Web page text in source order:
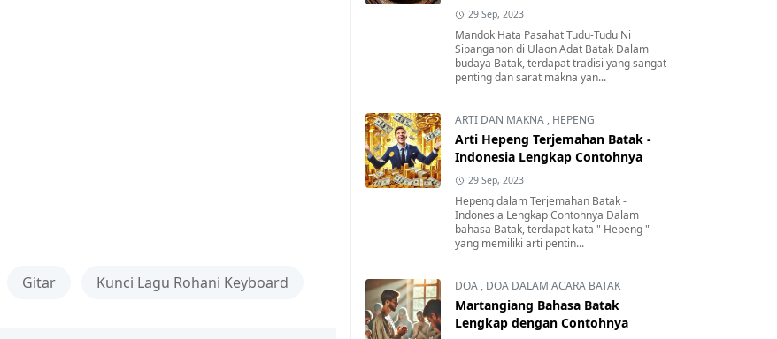
Gitar Kunci Lagu Rohani Keyboard
29 Sep, 2023
Mandok Hata Pasahat Tudu-Tudu Ni
Sipanganon di Ulaon Adat Batak Dalam
budaya Batak, terdapat tradisi yang sangat
penting dan sarat makna yan...
ARTI DAN MAKNA , HEPENG
Arti Hepeng Terjemahan Batak -
Indonesia Lengkap Contohnya
29 Sep, 2023
Hepeng dalam Terjemahan Batak -
Indonesia Lengkap Contohnya Dalam
bahasa Batak, terdapat kata " Hepeng "
yang memiliki arti pentin...
DOA , DOA DALAM ACARA BATAK
Martangiang Bahasa Batak
Lengkap dengan Contohnya